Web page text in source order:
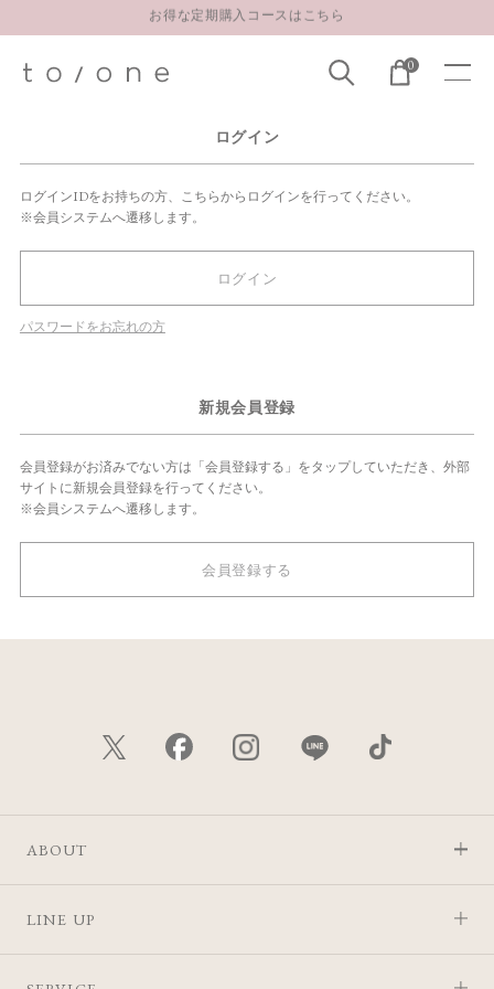
お得な定期購入コースはこちら
【重要】お盆期間中のお問い合わせと商品配送に関しまして
0
ログイン
ログインIDをお持ちの方、こちらからログインを行ってください。
※会員システムへ遷移します。
ログイン
パスワードをお忘れの方
新規会員登録
会員登録がお済みでない方は「会員登録する」をタップしていただき、外部
サイトに新規会員登録を行ってください。
※会員システムへ遷移します。
会員登録する
ABOUT
LINE UP